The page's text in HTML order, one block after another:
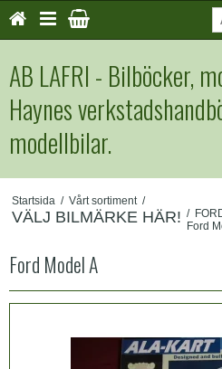
AB LAFRI - Bilböcker,
Haynes
modellbilar.
Startsida / Vårt sortiment /
VÄLJ BILMÄRKE HÄR! /
Ford
Ford Model A